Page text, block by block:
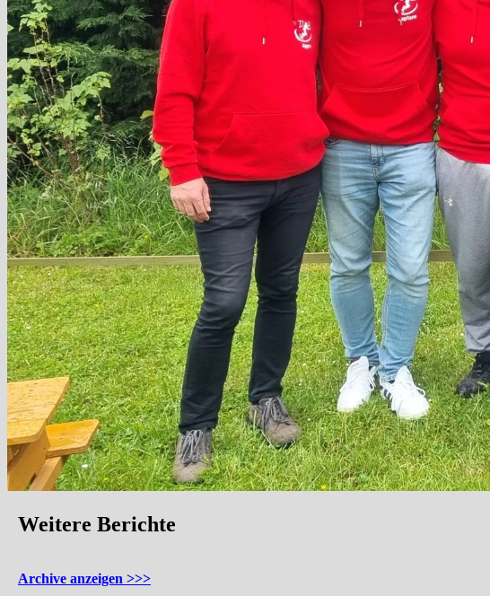
Weitere Berichte
Archive anzeigen >>>